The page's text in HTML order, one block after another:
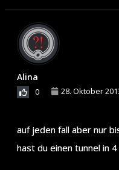
Alina
0 28. Oktober
auf jeden fall aber nur
hast du einen tunnel in